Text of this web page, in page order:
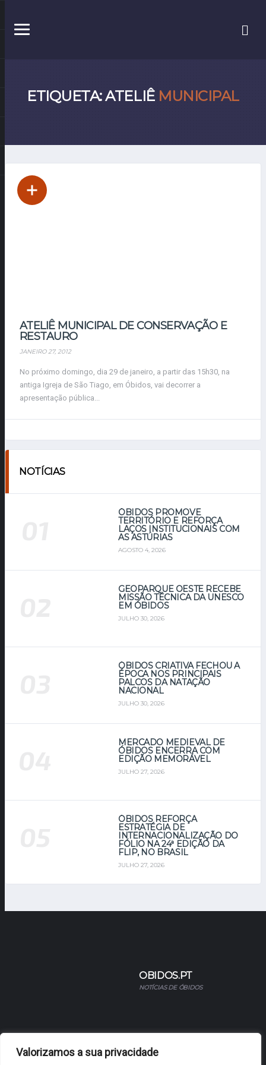
Valorizamos a sua privacidade
ETIQUETA: ATELIÊ MUNICIPAL
ATELIÊ MUNICIPAL DE CONSERVAÇÃO E
RESTAURO
JANEIRO 27, 2012
No próximo domingo, dia 29 de janeiro, a partir das 15h30, na
antiga Igreja de São Tiago, em Óbidos, vai decorrer a
apresentação pública...
NOTÍCIAS
ÓBIDOS PROMOVE
TERRITÓRIO E REFORÇA
LAÇOS INSTITUCIONAIS COM
AS ASTÚRIAS
AGOSTO 4, 2026
GEOPARQUE OESTE RECEBE
MISSÃO TÉCNICA DA UNESCO
EM ÓBIDOS
JULHO 30, 2026
ÓBIDOS CRIATIVA FECHOU A
ÉPOCA NOS PRINCIPAIS
PALCOS DA NATAÇÃO
NACIONAL
JULHO 30, 2026
MERCADO MEDIEVAL DE
ÓBIDOS ENCERRA COM
EDIÇÃO MEMORÁVEL
JULHO 27, 2026
ÓBIDOS REFORÇA
ESTRATÉGIA DE
INTERNACIONALIZAÇÃO DO
FÓLIO NA 24ª EDIÇÃO DA
FLIP, NO BRASIL
JULHO 27, 2026
OBIDOS.PT
NOTÍCIAS DE ÓBIDOS